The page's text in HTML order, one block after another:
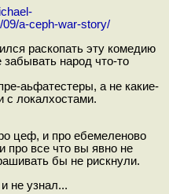
09/a-ceph-war-story/
раскопать эту комедию
забывать народ что-то
аьфатестеры, а не какие-
с локалхостами.
цеф, и про ебемеленово
про все что вы явно не
бы не рискнули.
не узнал...